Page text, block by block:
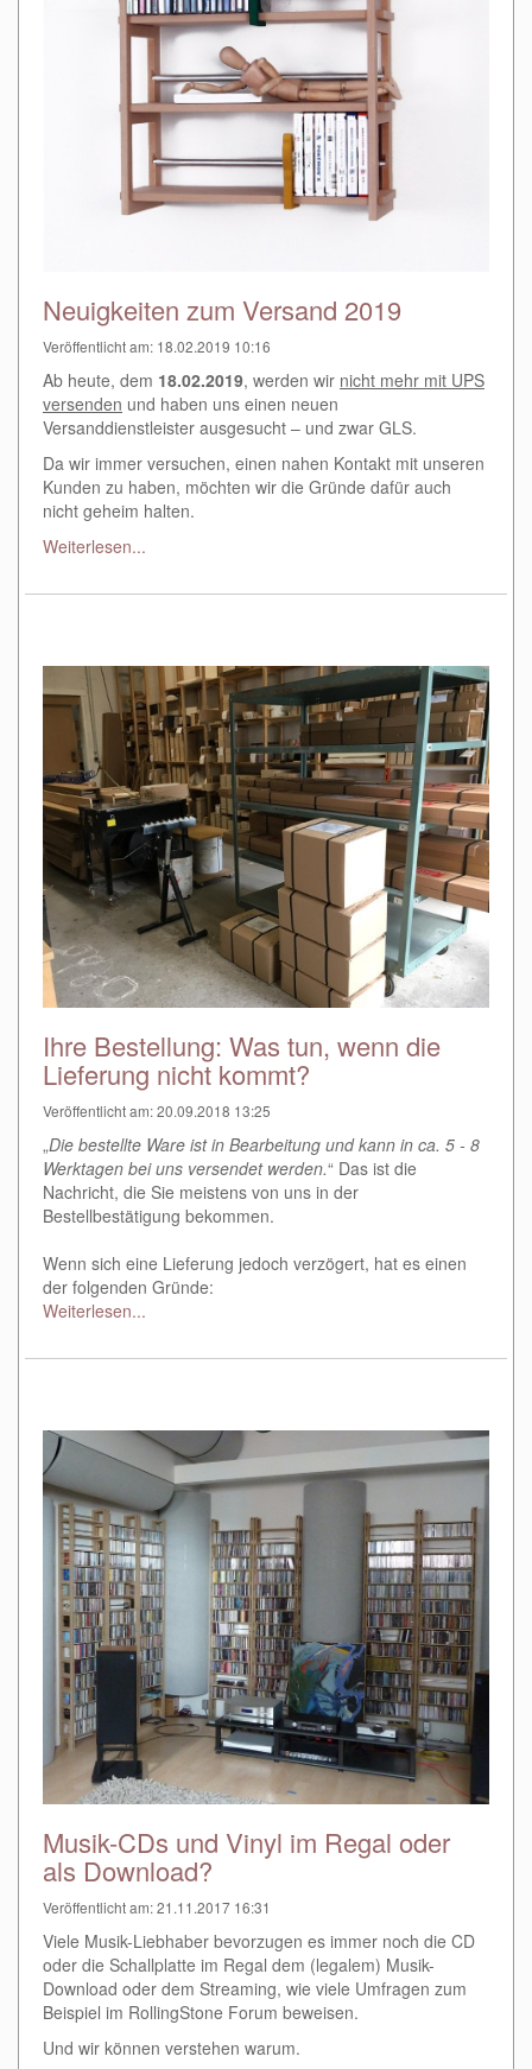
Neuigkeiten zum Versand 2019
Veröffentlicht am: 18.02.2019 10:16
Ab heute, dem 18.02.2019, werden wir nicht mehr mit UPS
versenden und haben uns einen neuen
Versanddienstleister ausgesucht – und zwar GLS.
Da wir immer versuchen, einen nahen Kontakt mit unseren
Kunden zu haben, möchten wir die Gründe dafür auch
nicht geheim halten.
Weiterlesen...
Ihre Bestellung: Was tun, wenn die
Lieferung nicht kommt?
Veröffentlicht am: 20.09.2018 13:25
„Die bestellte Ware ist in Bearbeitung und kann in ca. 5 - 8
Werktagen bei uns versendet werden.“ Das ist die
Nachricht, die Sie meistens von uns in der
Bestellbestätigung bekommen.
Wenn sich eine Lieferung jedoch verzögert, hat es einen
der folgenden Gründe:
Weiterlesen...
Musik-CDs und Vinyl im Regal oder
als Download?
Veröffentlicht am: 21.11.2017 16:31
Viele Musik-Liebhaber bevorzugen es immer noch die CD
oder die Schallplatte im Regal dem (legalem) Musik-
Download oder dem Streaming, wie viele Umfragen zum
Beispiel im RollingStone Forum beweisen.
Und wir können verstehen warum.